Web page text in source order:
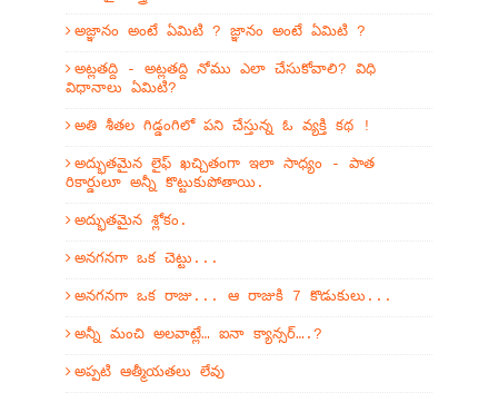
అజ్ఞానం అంటే ఏమిటి ? జ్ఞానం అంటే ఏమిటి ?
అట్లతద్ది - అట్లతద్ది నోము ఎలా చేసుకోవాలి? విధి
విధానాలు ఏమిటి?
అతి శీతల గిడ్డంగిలో పని చేస్తున్న ఓ వ్యక్తి కథ !
అద్భుతమైన లైఫ్ ఖచ్చితంగా ఇలా సాధ్యం - పాత
రికార్డులూ అన్నీ కొట్టుకుపోతాయి.
అద్భుతమైన శ్లోకం.
అనగనగా ఒక చెట్టు...
అనగనగా ఒక రాజు... ఆ రాజుకి 7 కొడుకులు...
అన్నీ మంచి అలవాట్లే… ఐనా క్యాన్సర్….?
అప్పటి ఆత్మీయతలు లేవు